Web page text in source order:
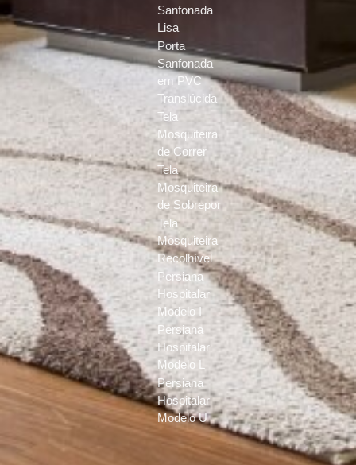
Sanfonada
Lisa
Porta
Sanfonada
em PVC
Translúcida
Tela
Mosquiteira
de Correr
Tela
Mosquiteira
de Sobrepor
Tela
Mosquiteira
Recolhível
Persiana
Hospitalar
Modelo I
Persiana
Hospitalar
Modelo L
Persiana
Hospitalar
Modelo U